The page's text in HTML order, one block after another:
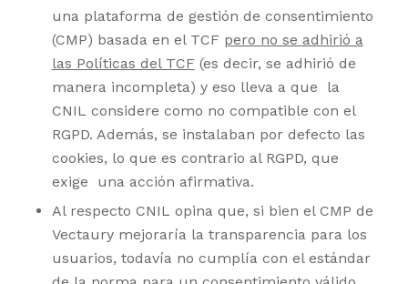
una plataforma de gestión de consentimiento
(CMP) basada en el TCF pero no se adhirió a
las Políticas del TCF(es decir, se adhirió de
manera incompleta) y eso lleva a que la
CNIL considere como no compatible con el
RGPD. Además, se instalaban por defecto las
cookies, lo que es contrario al RGPD, que
exige una acción afirmativa.
Al respecto CNIL opina que, si bien el CMP de
Vectaury mejoraría la transparencia para los
usuarios, todavía no cumplía con el estándar